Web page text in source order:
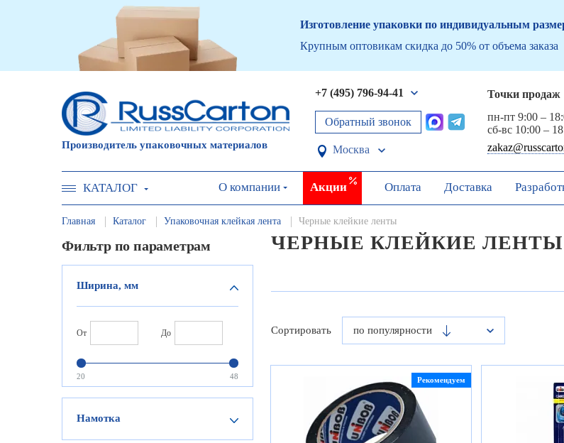
Изготовление упаковки по индивидуальным
Крупным оптовикам скидка до 50% от объема заказа
Производитель упаковочных материалов
+7 (495) 796-94-41
Обратный звонок
Москва
Точки продаж
пн-пт 9:00 –
сб-вс 10:00 –
КАТАЛОГ О компании Акции Оплата Доставка
Главная Каталог Упаковочная клейкая лента Черные клейкие ленты
Фильтр по параметрам
Ширина, мм
От До
20 48
Намотка
ЧЕРНЫЕ КЛЕЙКИЕ ЛЕНТЫ
Сортировать по популярности
Рекомендуем